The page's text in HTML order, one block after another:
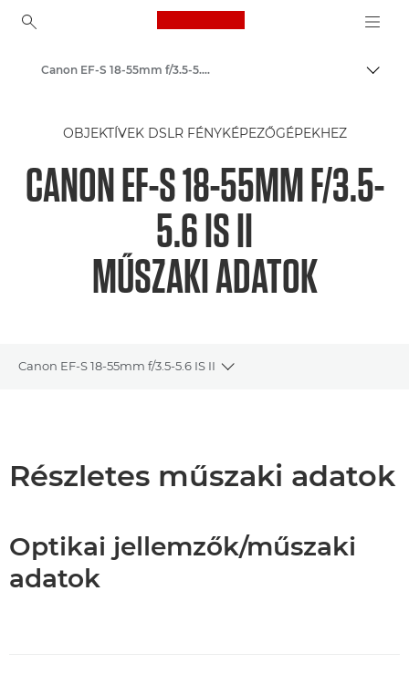
Canon Logo, back to
Canon Kamera Objektívek
Canon EF-S 18-55mm f/3.5-5.6 IS II - Lenses - Camera & Photo lenses
OBJEKTÍVEK DSLR FÉNYKÉPEZŐGÉPEKHEZ
CANON EF-S 18-55MM F/3.5-
5.6 IS II
MŰSZAKI ADATOK
Canon EF-S 18-55mm f/3.5-5.6 IS II
Toggle breadcrumbs
Részletes műszaki adatok
Optikai jellemzők/műszaki
adatok